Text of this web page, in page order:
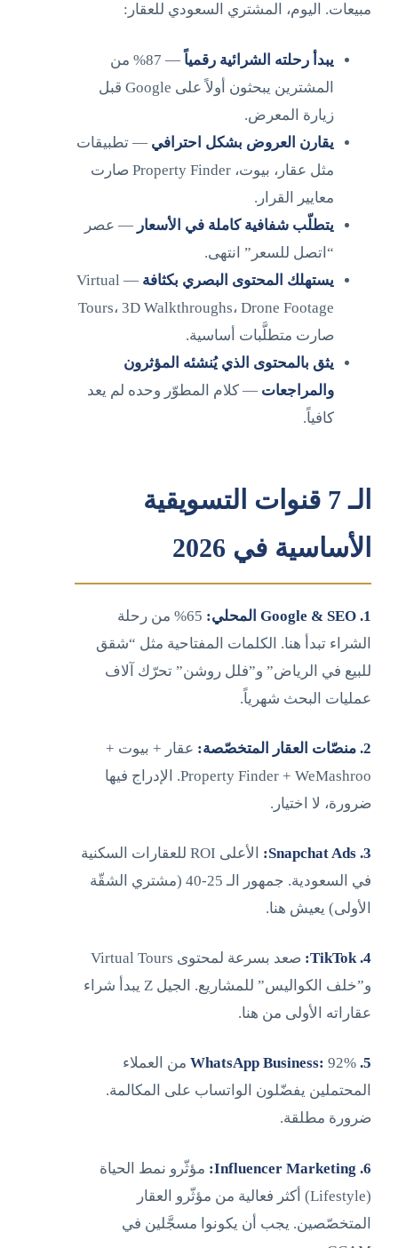
مبيعات. اليوم، المشتري السعودي للعقار:
يبدأ رحلته الشرائية رقمياً
— 87% من
المشترين يبحثون أولاً على Google قبل
زيارة المعرض.
يقارن العروض بشكل احترافي — تطبيقات
مثل عقار، بيوت، Property Finder صارت
معايير القرار.
يتطلّب شفافية كاملة في الأسعار — عصر
“اتصل للسعر” انتهى.
يستهلك المحتوى البصري بكثافة
— Virtual
Tours، 3D Walkthroughs، Drone Footage
صارت متطلَّبات أساسية.
يثق بالمحتوى الذي يُنشئه المؤثرون
والمراجعات — كلام المطوّر وحده لم يعد
كافياً.
الـ 7 قنوات التسويقية
الأساسية في 2026
1. Google & SEO المحلي:
65% من رحلة
الشراء تبدأ هنا. الكلمات المفتاحية مثل “شقق
للبيع في الرياض” و”فلل روشن” تحرّك آلاف
عمليات البحث شهرياً.
2. منصّات العقار المتخصّصة:
عقار + بيوت +
Property Finder + WeMashroo. الإدراج فيها
ضرورة، لا اختيار.
3. Snapchat Ads:
الأعلى ROI للعقارات السكنية
في السعودية. جمهور الـ 25-40 (مشتري الشقّة
الأولى) يعيش هنا.
4. TikTok:
صعد بسرعة لمحتوى Virtual Tours
و”خلف الكواليس” للمشاريع. الجيل Z يبدأ شراء
عقاراته الأولى من هنا.
5. WhatsApp Business:
92% من العملاء
المحتملين يفضّلون الواتساب على المكالمة.
ضرورة مطلقة.
6. Influencer Marketing:
مؤثّرو نمط الحياة
(Lifestyle) أكثر فعالية من مؤثّرو العقار
المتخصّصين. يجب أن يكونوا مسجَّلين في